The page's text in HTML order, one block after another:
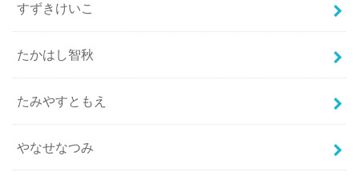
すずきけいこ
たかはし智秋
たみやすともえ
やなせなつみ